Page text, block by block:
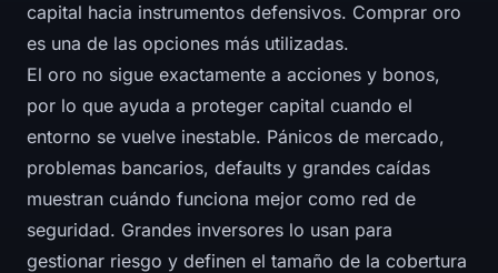
capital hacia instrumentos defensivos. Comprar oro
es una de las opciones más utilizadas.
El oro no sigue exactamente a acciones y bonos,
por lo que ayuda a proteger capital cuando el
entorno se vuelve inestable. Pánicos de mercado,
problemas bancarios, defaults y grandes caídas
muestran cuándo funciona mejor como red de
seguridad. Grandes inversores lo usan para
gestionar riesgo y definen el tamaño de la cobertura